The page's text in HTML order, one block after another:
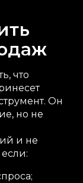
что
Он
но не
и не